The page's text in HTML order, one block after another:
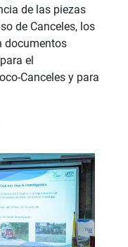
de las piezas
de Canceles, los
documentos
el
Canceles y para